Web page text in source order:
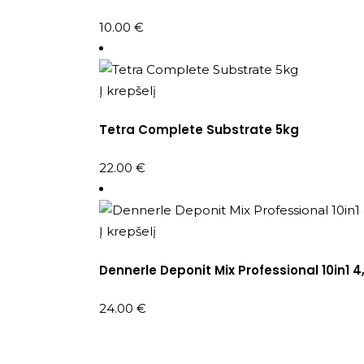
10.00 €
Į krepšelį
Tetra Complete Substrate 5kg
22.00 €
Į krepšelį
Dennerle Deponit Mix Professional 10in1
24.00 €